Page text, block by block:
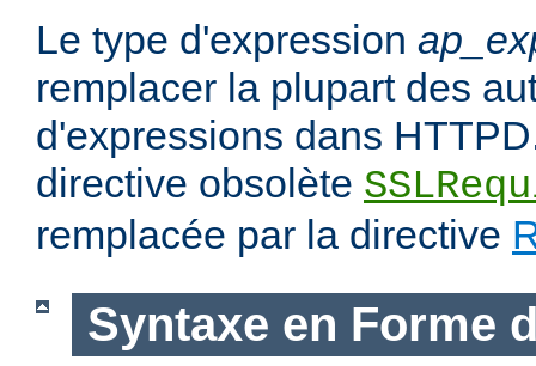
Le type d'expression
remplacer la plupart des
d'expressions dans
directive obsolète
remplacée par la directive
Syntaxe en Forme